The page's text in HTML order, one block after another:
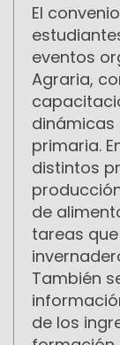
El
eventos
Agraria,
primaria.
distintos
de
tareas
También
de los